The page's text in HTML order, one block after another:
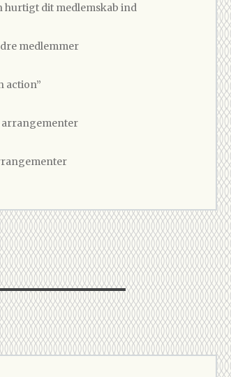
hurtigt dit medlemskab ind
medlemmer
action”
arrangementer